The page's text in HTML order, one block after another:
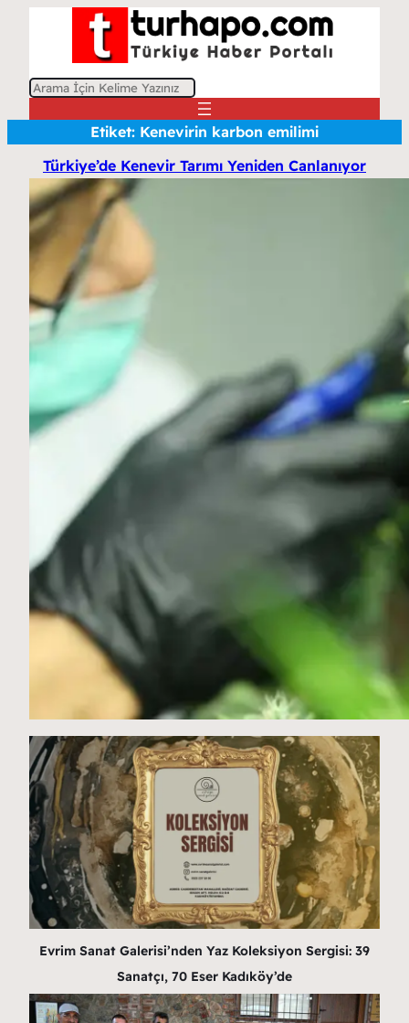
A
Etiket: Kenevirin karbon emilimi
Türkiye’de Kenevir Tarımı Yeniden Canlanıyor
Evrim Sanat Galerisi’nden Yaz Koleksiyon Sergisi: 39
Sanatçı, 70 Eser Kadıköy’de